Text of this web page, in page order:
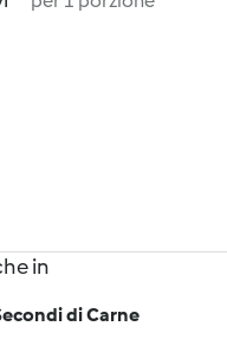
in
di Carne